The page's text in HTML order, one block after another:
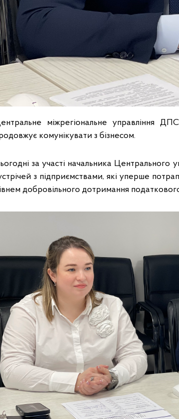
міжрегіональне управління
комунікувати з бізнесом.
за участі начальника Центрального
з підприємствами, які уперше
добровільного дотримання